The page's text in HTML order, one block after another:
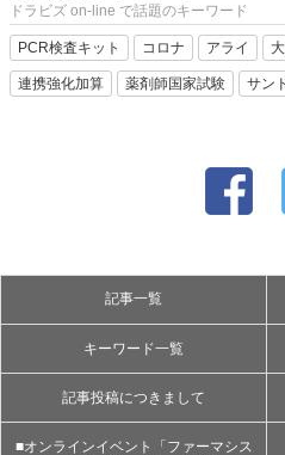
ドラビズ on-line で話題のキーワード
PCR検査キット コロナ アライ
連携強化加算 薬剤師国家試験 サン
記事一覧
キーワード一覧
記事投稿につきまして
■オンラインイベント「ファーマシス